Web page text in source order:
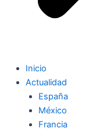
Inicio
Actualidad
España
México
Francia